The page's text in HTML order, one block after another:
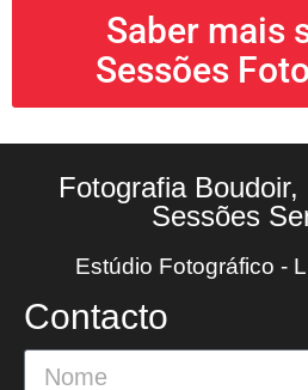
Saber mais
Sessões
Fotografia
Sessões
Estúdio Fotográfico -
Contacto